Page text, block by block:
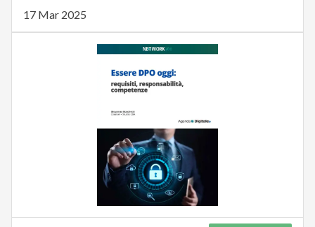
17 Mar 2025